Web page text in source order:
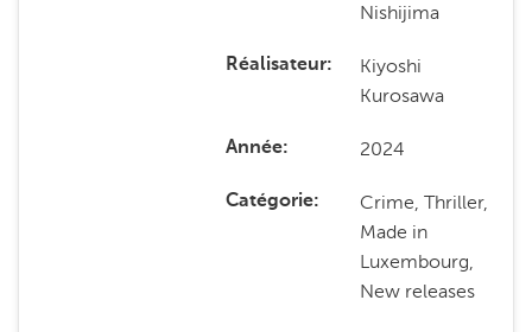
Nishijima
Réalisateur
Kiyoshi
Kurosawa
Année 2024
Catégorie
Crime, Thriller,
Made in
Luxembourg,
New releases